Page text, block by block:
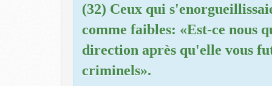
(32) Ceux qui
comme faibles: «Est-ce nous
direction après qu'elle vous
criminels».